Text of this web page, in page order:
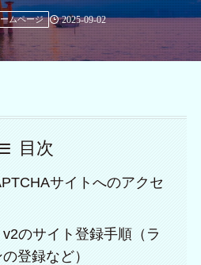
ムページ 2025-09-02
目次
サイトへのアクセ
のサイト登録手順（ラ
登録など）